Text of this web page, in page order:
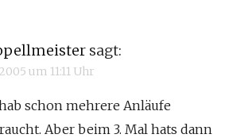
sagt:
um 11:11 Uhr
schon mehrere Anläufe
Aber beim 3. Mal hats dann